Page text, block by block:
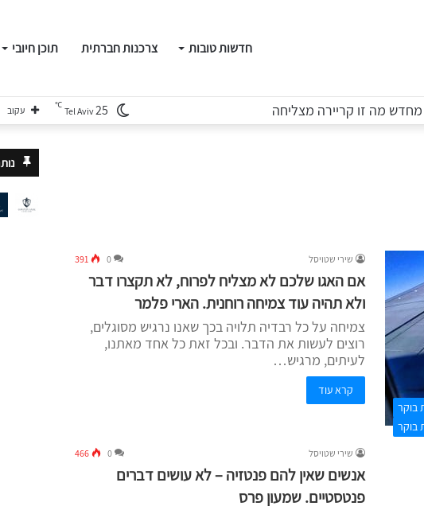
חדשות טובות צרכנות חברתית תוכן חיובי
מה זו קריירה מצליחה עקוב Tel Aviv25
℃
בוקר
שירי שטויסל 0
391
אם האגו שלכם לא מצליח לפרוח, לא תקצרו דבר
ולא תהיה עוד צמיחה רוחנית. הארי פלמר
צמיחה על כל רבדיה תלויה בכך שאנו נרגיש מסוגלים,
רוצים לעשות את הדבר. ובכל זאת כל אחד מאתנו,
לעיתים, מרגיש…
קרא עוד
בוקר
שירי שטויסל 0
466
אנשים שאין להם פנטזיה – לא עושים דברים
פנטסטיים. שמעון פרס